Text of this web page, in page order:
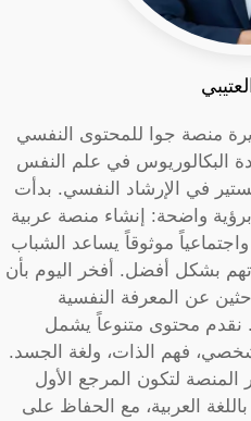
منصة جوا للمحتوى النفسي
البكالوريوس في علم النفس
في الإرشاد النفسي. بدأت
رحلتي مع جوا في عام 2020 برؤية واضحة: إنشاء منصة عربية
موثوقاً يساعد الشباب
بشكل أفضل. أفخر اليوم بأن
عن المعرفة النفسية
نقدم محتوى متنوعاً يشمل
فهم الذات، ولغة الجسد.
لتكون المرجع الأول
العربية، مع الحفاظ على